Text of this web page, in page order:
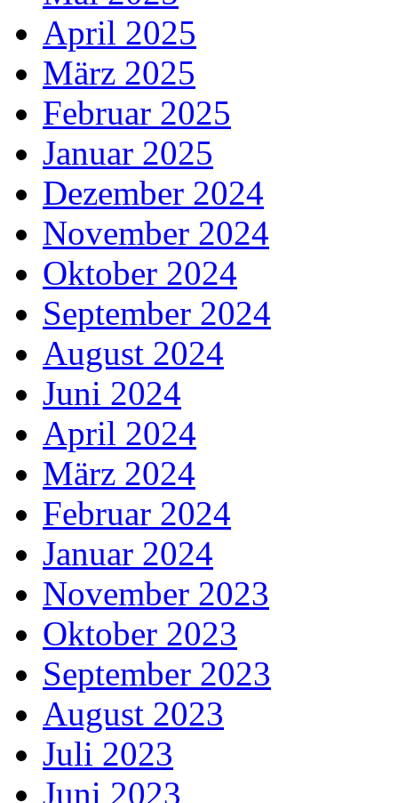
April 2025
März 2025
Februar 2025
Januar 2025
Dezember 2024
November 2024
Oktober 2024
September 2024
August 2024
Juni 2024
April 2024
März 2024
Februar 2024
Januar 2024
November 2023
Oktober 2023
September 2023
August 2023
Juli 2023
Juni 2023